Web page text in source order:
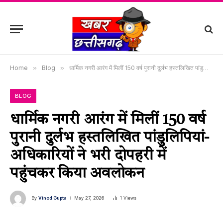
Home » Blog » धार्मिक नगरी आरंग में मिलीं 150 वर्ष पुरानी दुर्लभ हस्तलिखित पांडुलिपियां-अधिकारियों ने भरी दोपहरी में पहुंचकर किया अवलोकन
BLOG
धार्मिक नगरी आरंग में मिलीं 150 वर्ष
पुरानी दुर्लभ हस्तलिखित पांडुलिपियां-
अधिकारियों ने भरी दोपहरी में
पहुंचकर किया अवलोकन
By Vinod Gupta May 27, 2026 1 Views